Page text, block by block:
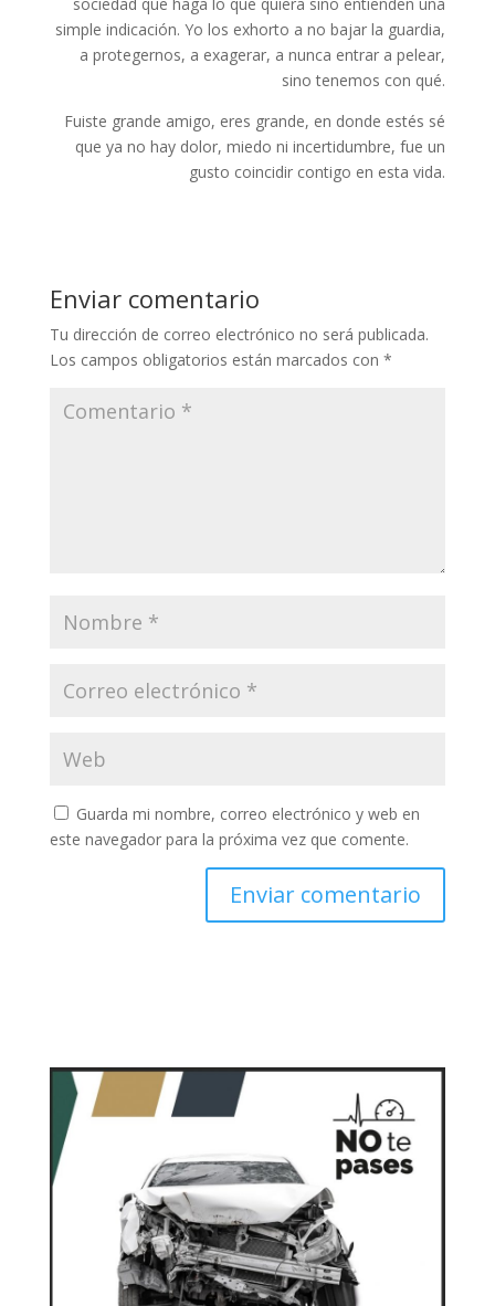
simple indicación. Yo los exhorto a no bajar la guardia,
a protegernos, a exagerar, a nunca entrar a pelear,
sino tenemos con qué.
Fuiste grande amigo, eres grande, en donde estés sé
que ya no hay dolor, miedo ni incertidumbre, fue un
gusto coincidir contigo en esta vida.
Enviar comentario
Tu dirección de correo electrónico no será publicada.
Los campos obligatorios están marcados con *
Guarda mi nombre, correo electrónico y web en
este navegador para la próxima vez que comente.